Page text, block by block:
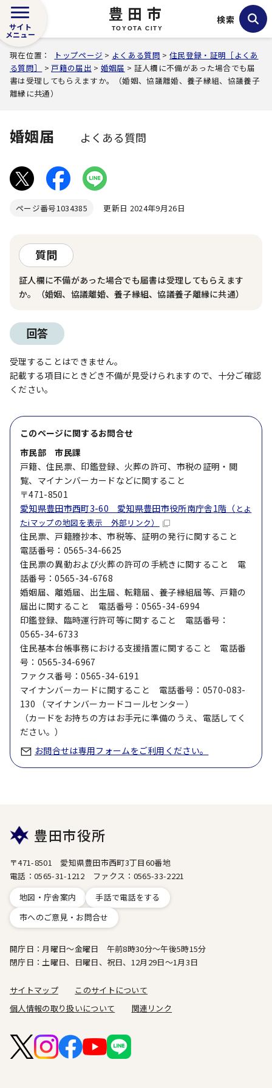
豊田市
TOYOTA CITY
サイト
メニュー
検索
現在位置： トップページ > よくある質問 >住民登録・証明［よくあ
る質問］
> 戸籍の届出 > 婚姻届 > 証人欄に不備があった場合でも届
書は受理してもらえますか。（婚姻、協議離婚、養子縁組、協議養子
離縁に共通）
婚姻届 よくある質問
ページ番号1034385 更新日 2024年9月26日
質問
証人欄に不備があった場合でも届書は受理してもらえます
か。（婚姻、協議離婚、養子縁組、協議養子離縁に共通）
回答
受理することはできません。
記載する項目にときどき不備が見受けられますので、十分ご確認
ください。
このページに関するお問合せ
市民部 市民課
戸籍、住民票、印鑑登録、火葬の許可、市税の証明・閲
覧、マイナンバーカードなどに関すること
〒471-8501
愛知県豊田市西町3-60 愛知県豊田市役所南庁舎1階（ とよ
たiマップの地図を表示 外部リンク）
住民票、戸籍謄抄本、市税等、証明の発行に関すること
電話番号：0565-34-6625
住民票の異動および火葬の許可の手続きに関すること 電
話番号：0565-34-6768
婚姻届、離婚届、出生届、転籍届、養子縁組届等、戸籍の
届出に関すること 電話番号：0565-34-6994
印鑑登録、臨時運行許可等に関すること 電話番号：
0565-34-6733
住民基本台帳事務における支援措置に関すること 電話番
号：0565-34-6967
ファクス番号：0565-34-6191
マイナンバーカードに関すること 電話番号：0570-083-
130 （マイナンバーカードコールセンター）
（カードをお持ちの方はお手元に準備のうえ、電話してく
ださい。）
お問合せは専用フォームをご利用ください。
豊田市役所
〒471-8501 愛知県豊田市西町3丁目60番地
電話：0565-31-1212 ファクス：0565-33-2221
地図・庁舎案内
手話で電話をする
市へのご意見・お問合せ
開庁日：月曜日～金曜日 午前8時30分～午後5時15分
閉庁日：土曜日、日曜日、祝日、12月29日～1月3日
サイトマップ
このサイトについて
個人情報の取り扱いについて
関連リンク